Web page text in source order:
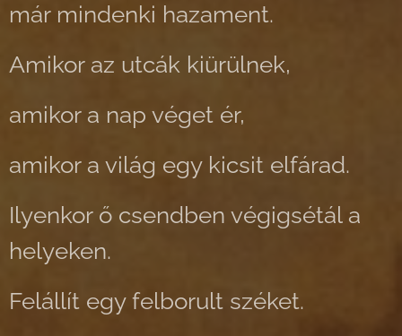
már mindenki hazament.
Amikor az utcák kiürülnek,
amikor a nap véget ér,
amikor a világ egy kicsit elfárad.
Ilyenkor ő csendben végigsétál a
helyeken.
Felállít egy felborult széket.